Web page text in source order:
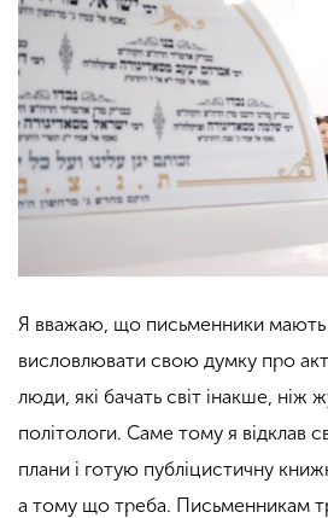
Я вважаю, що письменники мають
висловлювати свою думку про
люди, які бачать світ інакше, ніж
політологи. Саме тому я відклав
плани і готую публіцистичну
а тому що треба. Письменникам